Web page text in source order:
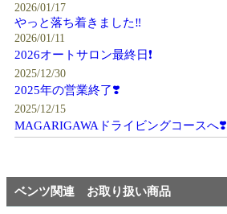
2026/01/17
やっと落ち着きました‼️
2026/01/11
2026オートサロン最終日❗️
2025/12/30
2025年の営業終了❣️
2025/12/15
MAGARIGAWAドライビングコースへ❣️
ベンツ関連 お取り扱い商品